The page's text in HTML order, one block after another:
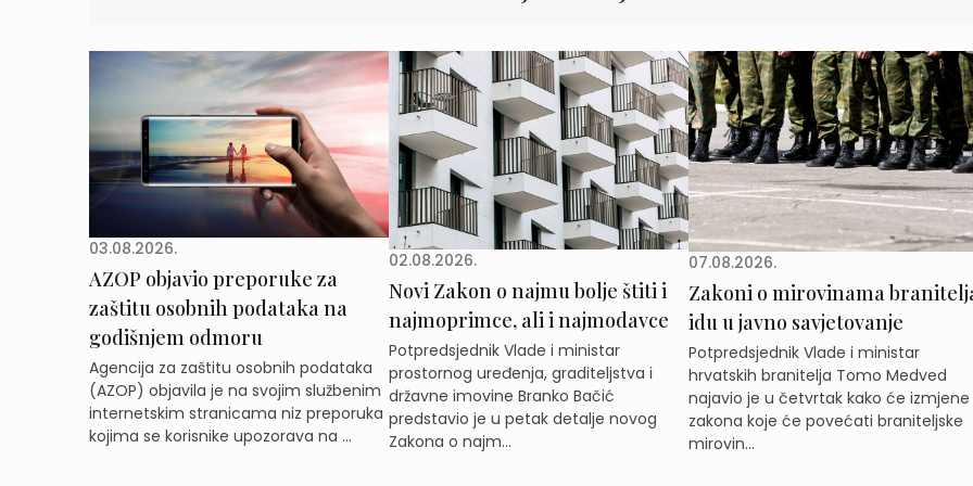
03.08.2026.
AZOP objavio preporuke za
zaštitu osobnih podataka na
godišnjem odmoru
Agencija za zaštitu osobnih podataka
(AZOP) objavila je na svojim službenim
internetskim stranicama niz preporuka
kojima se korisnike upozorava na ...
02.08.2026.
Novi Zakon o najmu bolje štiti i
najmoprimce, ali i najmodavce
Potpredsjednik Vlade i ministar
prostornog uređenja, graditeljstva i
državne imovine Branko Bačić
predstavio je u petak detalje novog
Zakona o najm...
07.08.2026.
Zakoni o mirovinama
idu u javno savjetovanje
Potpredsjednik Vlade i ministar
hrvatskih branitelja Tomo Medved
najavio je u četvrtak kako će izmjene
zakona koje će povećati braniteljske
mirovin...